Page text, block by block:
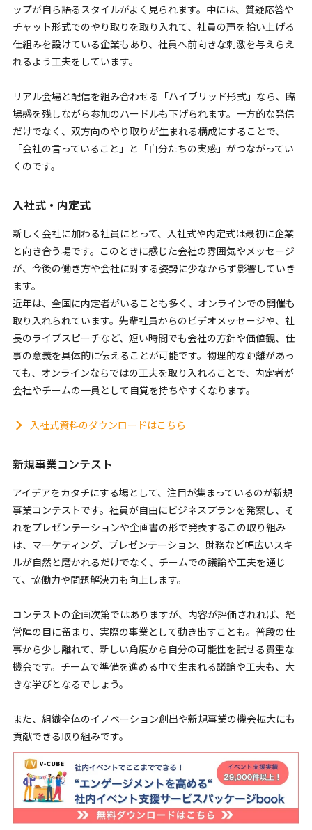
ップが自ら語るスタイルがよく見られます。中には、質疑応答や
チャット形式でのやり取りを取り入れて、社員の声を拾い上げる
仕組みを設けている企業もあり、社員へ前向きな刺激を与えらえ
れるよう工夫をしています。
リアル会場と配信を組み合わせる「ハイブリッド形式」なら、臨
場感を残しながら参加のハードルも下げられます。一方的な発信
だけでなく、双方向のやり取りが生まれる構成にすることで、
「会社の言っていること」と「自分たちの実感」がつながってい
くのです。
入社式・内定式
新しく会社に加わる社員にとって、入社式や内定式は最初に企業
と向き合う場です。このときに感じた会社の雰囲気やメッセージ
が、今後の働き方や会社に対する姿勢に少なからず影響していき
ます。
近年は、全国に内定者がいることも多く、オンラインでの開催も
取り入れられています。先輩社員からのビデオメッセージや、社
長のライブスピーチなど、短い時間でも会社の方針や価値観、仕
事の意義を具体的に伝えることが可能です。物理的な距離があっ
ても、オンラインならではの工夫を取り入れることで、内定者が
会社やチームの一員として自覚を持ちやすくなります。
入社式資料のダウンロードはこちら
新規事業コンテスト
アイデアをカタチにする場として、注目が集まっているのが新規
事業コンテストです。社員が自由にビジネスプランを発案し、そ
れをプレゼンテーションや企画書の形で発表するこの取り組み
は、マーケティング、プレゼンテーション、財務など幅広いスキ
ルが自然と磨かれるだけでなく、チームでの議論や工夫を通じ
て、協働力や問題解決力も向上します。
コンテストの企画次第ではありますが、内容が評価されれば、経
営陣の目に留まり、実際の事業として動き出すことも。普段の仕
事から少し離れて、新しい角度から自分の可能性を試せる貴重な
機会です。チームで準備を進める中で生まれる議論や工夫も、大
きな学びとなるでしょう。
また、組織全体のイノベーション創出や新規事業の機会拡大にも
貢献できる取り組みです。